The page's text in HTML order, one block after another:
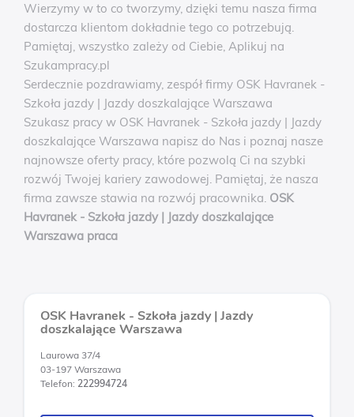
Wierzymy w to co tworzymy, dzięki temu nasza firma
dostarcza klientom dokładnie tego co potrzebują.
Pamiętaj, wszystko zależy od Ciebie, Aplikuj na
Szukampracy.pl
Serdecznie pozdrawiamy, zespół firmy OSK Havranek -
Szkoła jazdy | Jazdy doszkalające Warszawa
Szukasz pracy w OSK Havranek - Szkoła jazdy | Jazdy
doszkalające Warszawa napisz do Nas i poznaj nasze
najnowsze oferty pracy, które pozwolą Ci na szybki
rozwój Twojej kariery zawodowej. Pamiętaj, że nasza
firma zawsze stawia na rozwój pracownika. OSK
Havranek - Szkoła jazdy | Jazdy doszkalające
Warszawa praca
OSK Havranek - Szkoła jazdy | Jazdy
doszkalające Warszawa
Laurowa 37/4
03-197 Warszawa
Telefon: 222994724